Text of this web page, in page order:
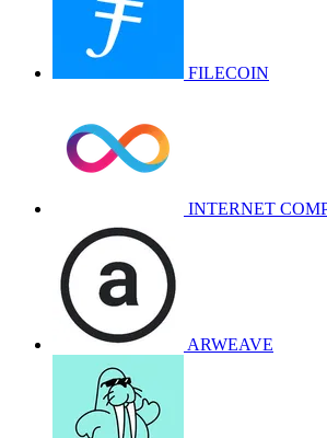
FILECOIN
INTERNET
ARWEAVE